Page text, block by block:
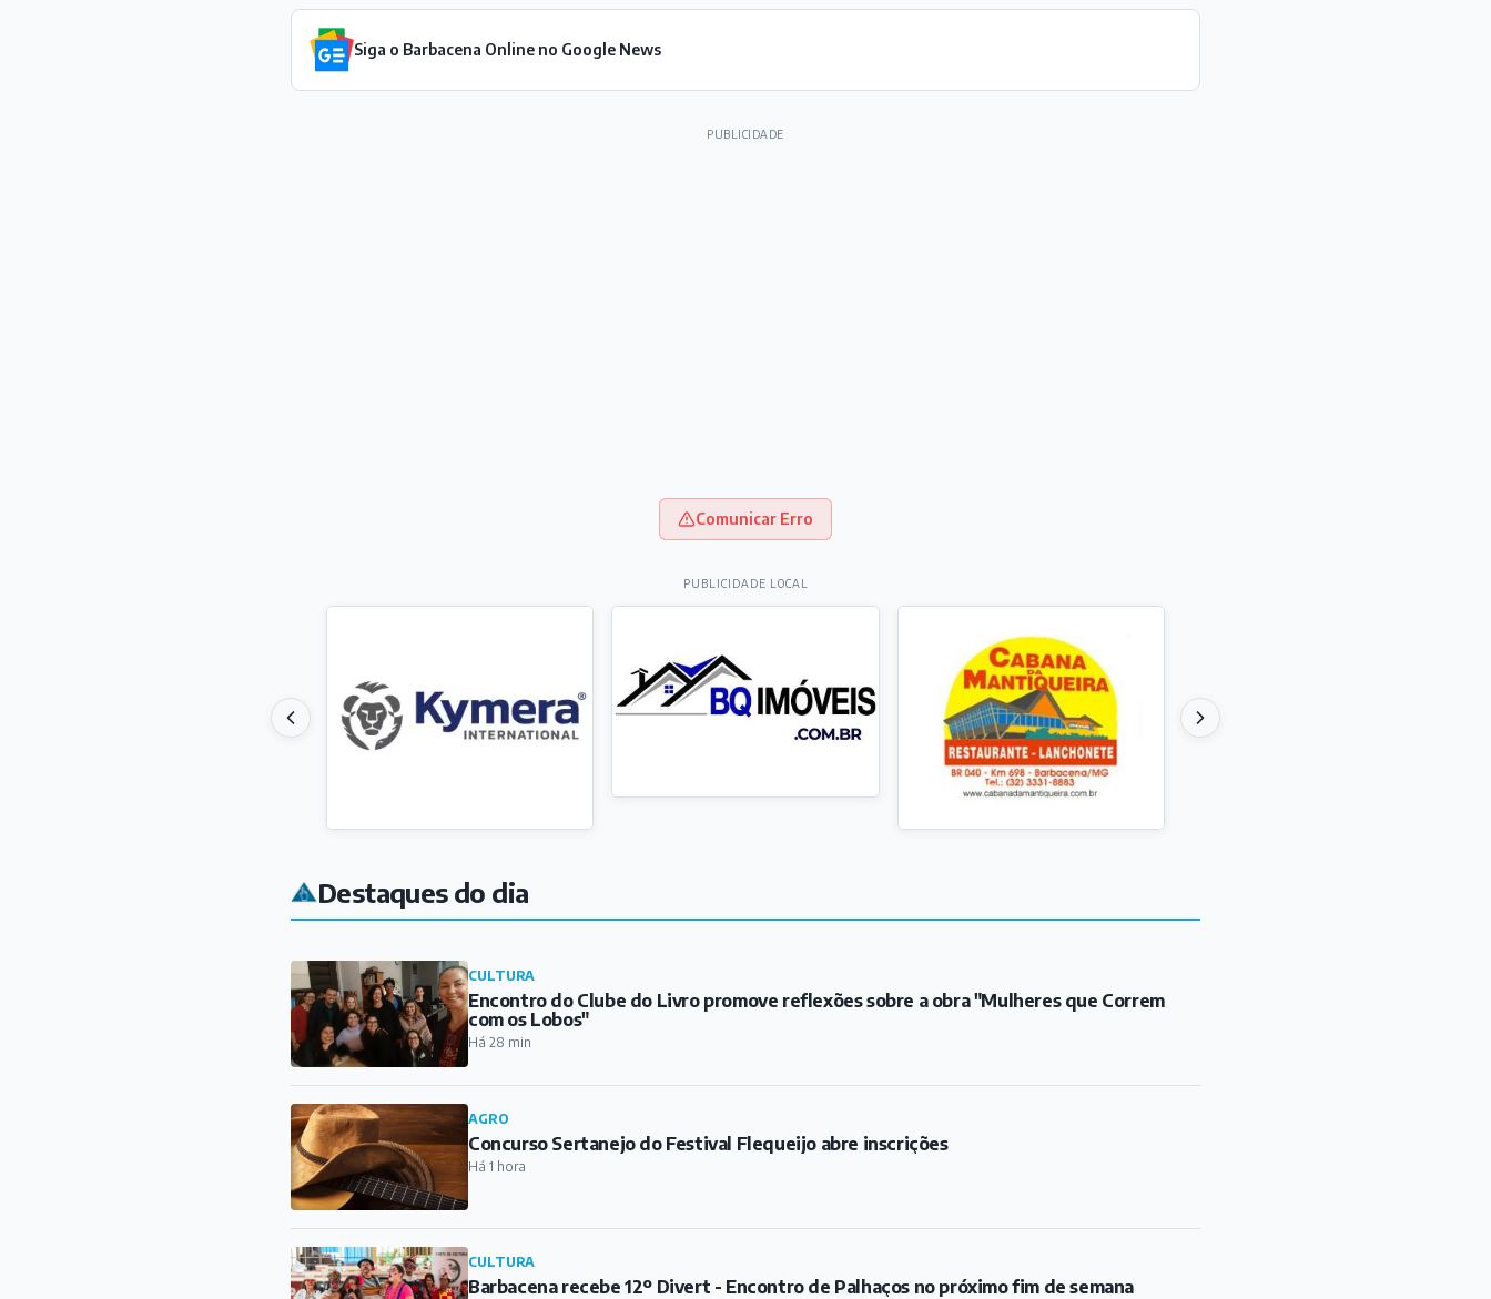
Siga o Barbacena Online no Google News
PUBLICIDADE
Comunicar Erro
PUBLICIDADE LOCAL
Destaques do dia
CULTURA
Encontro do Clube do Livro promove reflexões sobre a obra "Mulheres que Correm
com os Lobos"
Há 28 min
AGRO
Concurso Sertanejo do Festival Flequeijo abre inscrições
Há 1 hora
CULTURA
Barbacena recebe 12º Divert - Encontro de Palhaços no próximo fim de semana